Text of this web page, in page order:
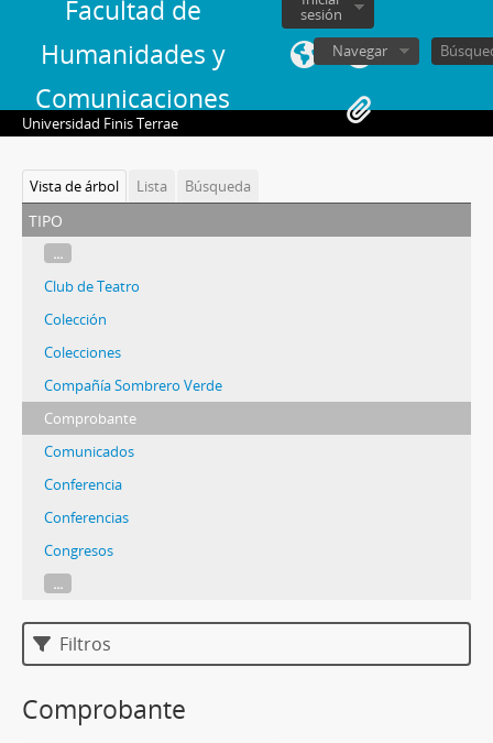
Facultad de
Humanidades y
Comunicaciones
sesión
Navegar
Universidad Finis Terrae
Vista de árbol Lista Búsqueda
tipo
...
Club de Teatro
Colección
Colecciones
Compañía Sombrero Verde
Comprobante
Comunicados
Conferencia
Conferencias
Congresos
...
Filtros
Comprobante